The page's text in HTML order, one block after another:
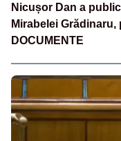
Nicușor Dan a
Mirabelei
DOCUMENTE